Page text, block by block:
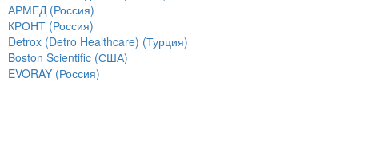
АРМЕД (Россия)
КРОНТ (Россия)
Detrox (Detro Healthcare) (Турция)
Boston Scientific (США)
EVORAY (Россия)